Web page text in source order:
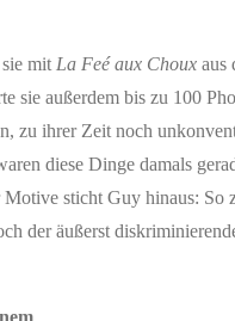
mit La Feé aux Choux aus
sie außerdem bis zu 100
zu ihrer Zeit noch
diese Dinge damals
sticht Guy hinaus:
der äußerst